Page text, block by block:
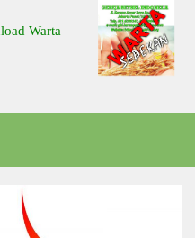
Warta